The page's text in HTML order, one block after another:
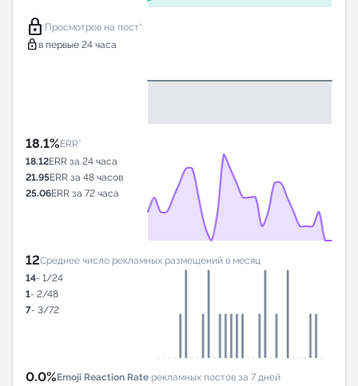
lock Просмотров на пост*
lock в первые 24 часа
18.1%ERR*
18.12ERR за 24 часа
21.95ERR за 48 часов
25.06ERR за 72 часа
12Среднее число рекламных размещений в месяц
14- 1/24
1- 2/48
7- 3/72
0.0%Emoji Reaction Rate рекламных постов за 7 дней